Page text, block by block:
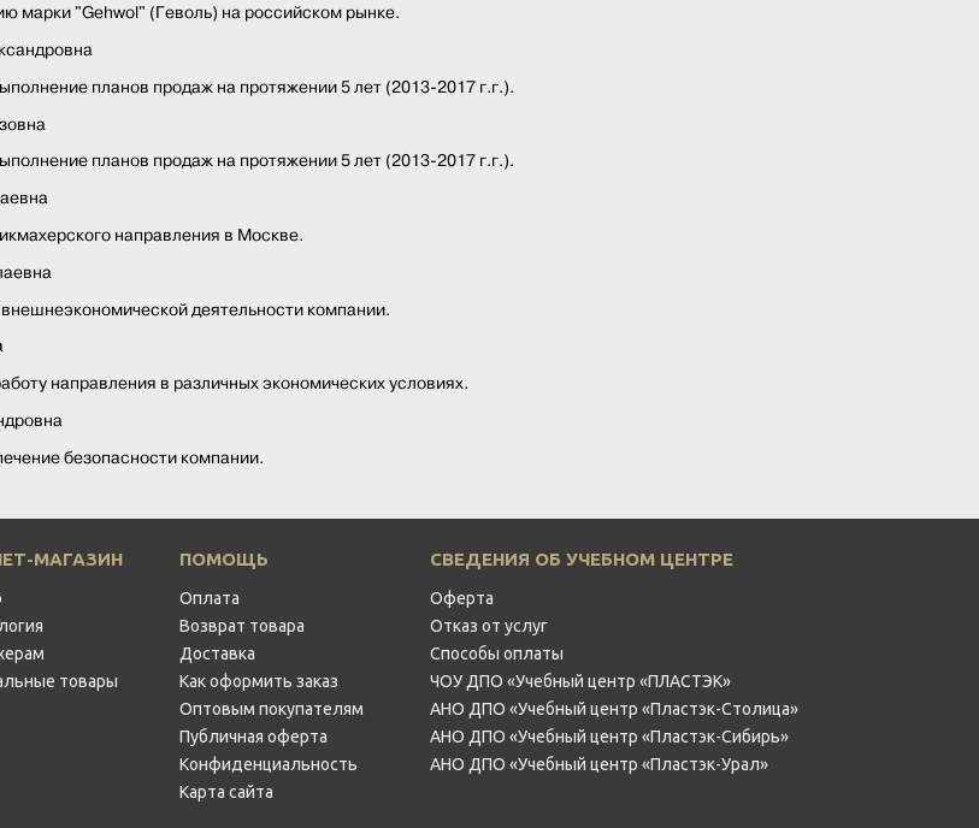
марки "Gehwol" (Геволь) на российском рынке.
планов продаж на протяжении 5 лет (2013-2017 г.г.).
планов продаж на протяжении 5 лет (2013-2017 г.г.).
направления в Москве.
деятельности компании.
направления в различных экономических условиях.
безопасности компании.
МАГАЗИН
товары
ПОМОЩЬ
Оплата
Возврат товара
Доставка
Как оформить заказ
Оптовым покупателям
Публичная оферта
Конфиденциальность
Карта сайта
СВЕДЕНИЯ ОБ УЧЕБНОМ ЦЕНТРЕ
Оферта
Отказ от услуг
Способы оплаты
ЧОУ ДПО «Учебный центр «ПЛАСТЭК»
АНО ДПО «Учебный центр «Пластэк-Столица»
АНО ДПО «Учебный центр «Пластэк-Сибирь»
АНО ДПО «Учебный центр «Пластэк-Урал»